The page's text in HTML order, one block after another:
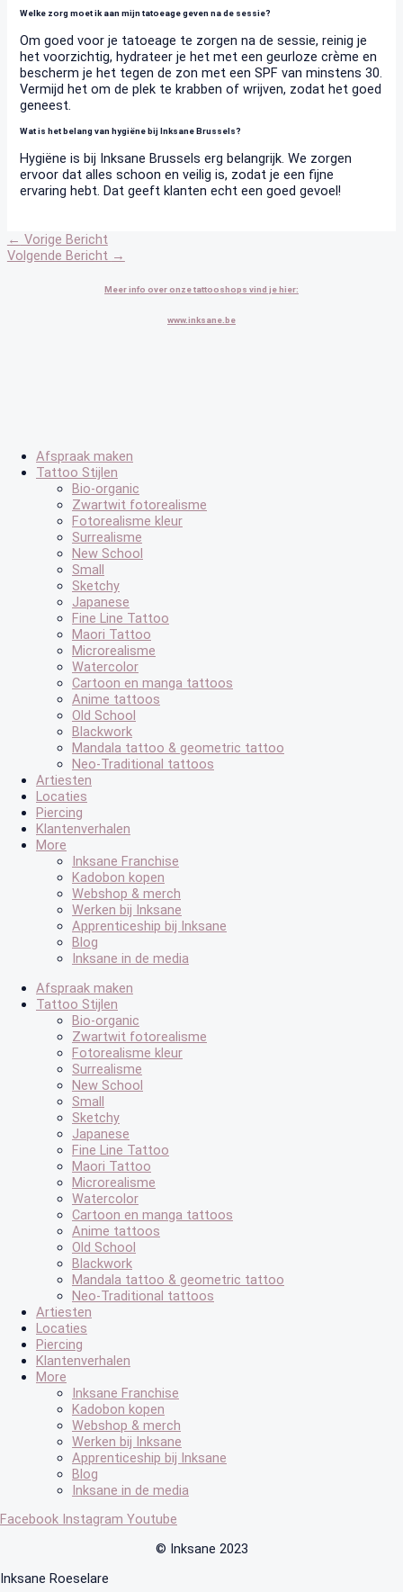
Welke zorg moet ik aan mijn tatoeage geven na de sessie?
Om goed voor je tatoeage te zorgen na de sessie, reinig je
het voorzichtig, hydrateer je het met een geurloze crème en
bescherm je het tegen de zon met een SPF van minstens 30.
Vermijd het om de plek te krabben of wrijven, zodat het goed
geneest.
Wat is het belang van hygiëne bij Inksane Brussels?
Hygiëne is bij Inksane Brussels erg belangrijk. We zorgen
ervoor dat alles schoon en veilig is, zodat je een fijne
ervaring hebt. Dat geeft klanten echt een goed gevoel!
← Vorige Bericht
Volgende Bericht →
Meer info over onze tattooshops vind je hier:
www.inksane.be
Afspraak maken
Tattoo Stijlen
Bio-organic
Zwartwit fotorealisme
Fotorealisme kleur
Surrealisme
New School
Small
Sketchy
Japanese
Fine Line Tattoo
Maori Tattoo
Microrealisme
Watercolor
Cartoon en manga tattoos
Anime tattoos
Old School
Blackwork
Mandala tattoo & geometric tattoo
Neo-Traditional tattoos
Artiesten
Locaties
Piercing
Klantenverhalen
More
Inksane Franchise
Kadobon kopen
Webshop & merch
Werken bij Inksane
Apprenticeship bij Inksane
Blog
Inksane in de media
Afspraak maken
Tattoo Stijlen
Bio-organic
Zwartwit fotorealisme
Fotorealisme kleur
Surrealisme
New School
Small
Sketchy
Japanese
Fine Line Tattoo
Maori Tattoo
Microrealisme
Watercolor
Cartoon en manga tattoos
Anime tattoos
Old School
Blackwork
Mandala tattoo & geometric tattoo
Neo-Traditional tattoos
Artiesten
Locaties
Piercing
Klantenverhalen
More
Inksane Franchise
Kadobon kopen
Webshop & merch
Werken bij Inksane
Apprenticeship bij Inksane
Blog
Inksane in de media
Facebook Instagram Youtube
© Inksane 2023
Inksane Roeselare